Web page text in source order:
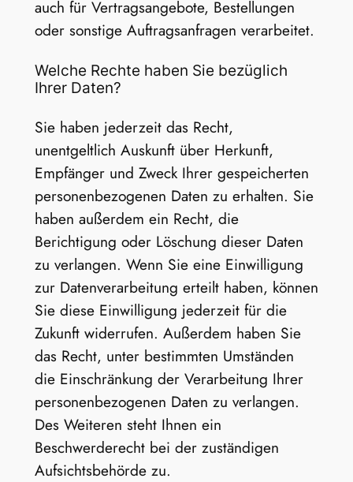
auch für Vertragsangebote, Bestellungen
oder sonstige Auftragsanfragen verarbeitet.
Welche Rechte haben Sie bezüglich
Ihrer Daten?
Sie haben jederzeit das Recht,
unentgeltlich Auskunft über Herkunft,
Empfänger und Zweck Ihrer gespeicherten
personenbezogenen Daten zu erhalten. Sie
haben außerdem ein Recht, die
Berichtigung oder Löschung dieser Daten
zu verlangen. Wenn Sie eine Einwilligung
zur Datenverarbeitung erteilt haben, können
Sie diese Einwilligung jederzeit für die
Zukunft widerrufen. Außerdem haben Sie
das Recht, unter bestimmten Umständen
die Einschränkung der Verarbeitung Ihrer
personenbezogenen Daten zu verlangen.
Des Weiteren steht Ihnen ein
Beschwerderecht bei der zuständigen
Aufsichtsbehörde zu.